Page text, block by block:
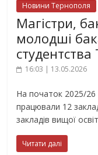
Новини Тернополя
Магістри,
молодші
16:03 | 13.05.2026
На початок 2025/26
працювали 12
закладів вищої
Читати далі